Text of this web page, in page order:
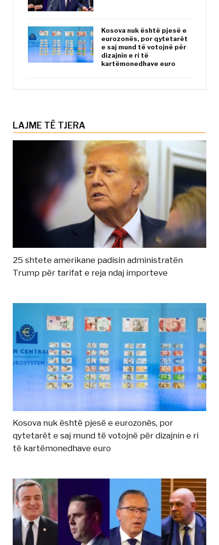
Kosova nuk është pjesë e
eurozonës, por qytetarët
e saj mund të votojnë për
dizajnin e ri të
kartëmonedhave euro
LAJME TË TJERA
25 shtete amerikane padisin administratën
Trump për tarifat e reja ndaj importeve
Kosova nuk është pjesë e eurozonës, por
qytetarët e saj mund të votojnë për dizajnin e ri
të kartëmonedhave euro